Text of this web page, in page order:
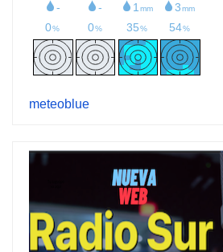
meteoblue